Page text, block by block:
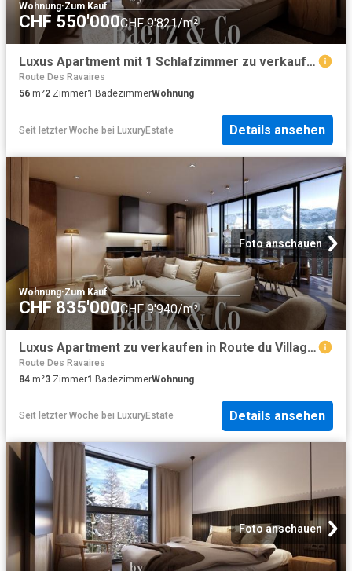
Wohnung·Zum Kauf
CHF 550'000CHF 9'821/m²
Luxus Apartment mit 1 Schlafzimmer zu verkaufen in Route du Village, Morgins, Kanton Wallis
Route Des Ravaires
56 m²2 Zimmer1 BadezimmerWohnung
Seit letzter Woche bei LuxuryEstate Details ansehen
Foto anschauen
Wohnung·Zum Kauf
CHF 835'000CHF 9'940/m²
Luxus Apartment zu verkaufen in Route du Village, Morgins, Monthey, Kanton Wallis
Route Des Ravaires
84 m²3 Zimmer1 BadezimmerWohnung
Seit letzter Woche bei LuxuryEstate Details ansehen
Foto anschauen